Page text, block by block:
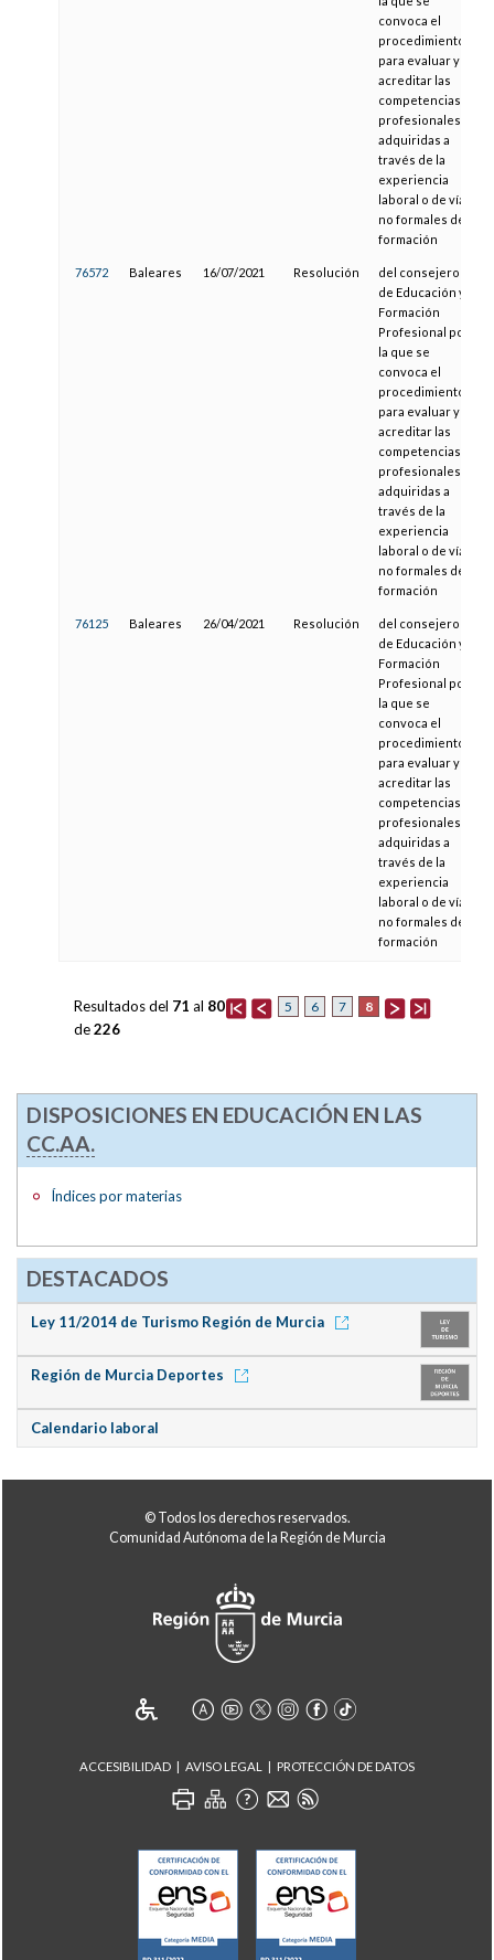
convoca el
procedimiento
para evaluar y
acreditar las
competencias
profesionales
adquiridas a
través de la
experiencia
laboral o de vías
no formales de
formación
76572 Baleares 16/07/2021 Resolución
del consejero
de Educación y
Formación
Profesional por
la que se
convoca el
procedimiento
para evaluar y
acreditar las
competencias
profesionales
adquiridas a
través de la
experiencia
laboral o de vías
no formales de
formación
76125 Baleares 26/04/2021 Resolución
del consejero
de Educación y
Formación
Profesional por
la que se
convoca el
procedimiento
para evaluar y
acreditar las
competencias
profesionales
adquiridas a
través de la
experiencia
laboral o de vías
no formales de
formación
5 6 7 8
Resultados del 71 al 80
de226
DISPOSICIONES EN EDUCACIÓN EN LAS
CC.AA.
Índices por materias
DESTACADOS
Ley 11/2014 de Turismo Región de Murcia
Región de Murcia Deportes
Calendario laboral
© Todos los derechos reservados.
Comunidad Autónoma de la Región de Murcia
ACCESIBILIDAD AVISO LEGAL PROTECCIÓN DE DATOS